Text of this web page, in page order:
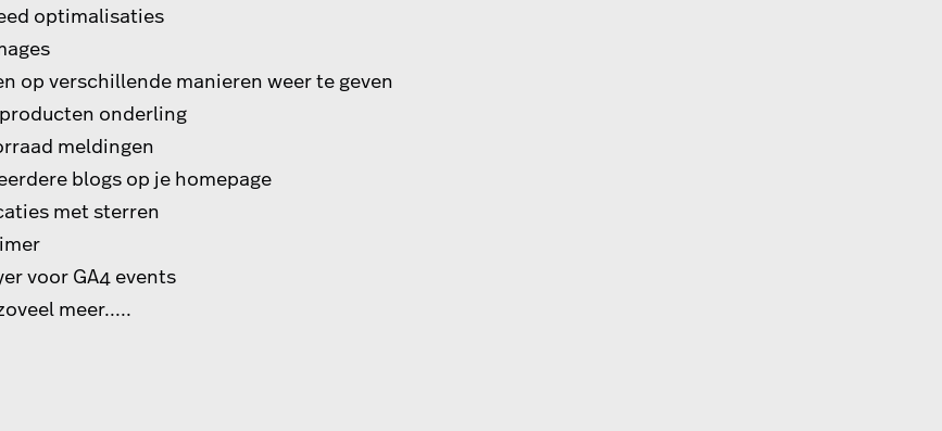
optimalisaties
op verschillende manieren weer te geven
onderling
meldingen
blogs op je homepage
met sterren
voor GA4 events
meer.....